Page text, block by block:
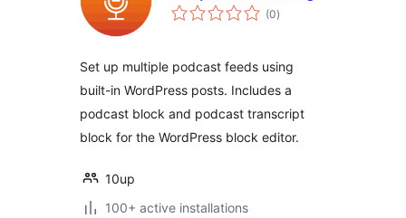
(0total
ratings
)
Set up multiple podcast feeds using
built-in WordPress posts. Includes a
podcast block and podcast transcript
block for the WordPress block editor.
10up
100+ active installations